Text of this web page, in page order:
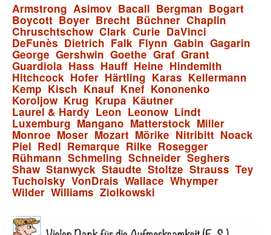
Armstrong Asimov Bacall Bergman Bogart
Boycott Boyer Brecht Büchner Chaplin
Chruschtschow Clark Curie DaVinci
DeFunès Dietrich Falk Flynn Gabin Gagarin
George Gershwin Goethe Graf Grant
Guardiola Hass Hauff Heine Hindemith
Hitchcock Hofer Härtling Karas Kellermann
Kemp Kisch Knauf Knef Kononenko
Koroljow Krug Krupa Käutner
Laurel & Hardy Leon Leonow Lindt
Luxemburg Mangano Matterstock Miller
Monroe Moser Mozart Mörike Nitribitt Noack
Piel Redl Remarque Rilke Rosegger
Rühmann Schmeling Schneider Seghers
Shaw Stanwyck Staudte Stoltze Strauss Tey
Tucholsky VonDrais Wallace Whymper
Wilder Williams Ziolkowski